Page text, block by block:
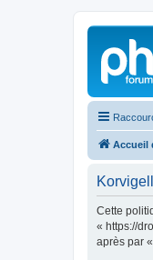
Accueil
Cette
« https://
après par